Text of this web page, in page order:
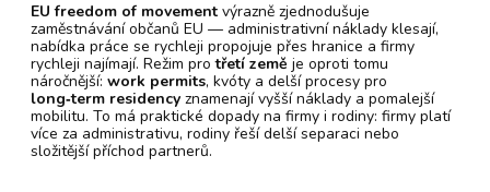
EU freedom of movement výrazně zjednodušuje
zaměstnávání občanů EU — administrativní náklady klesají,
nabídka práce se rychleji propojuje přes hranice a firmy
rychleji najímají. Režim protřetí země je oproti tomu
náročnější: work permits, kvóty a delší procesy pro
long‑term residency znamenají vyšší náklady a pomalejší
mobilitu. To má praktické dopady na firmy i rodiny: firmy platí
více za administrativu, rodiny řeší delší separaci nebo
složitější příchod partnerů.